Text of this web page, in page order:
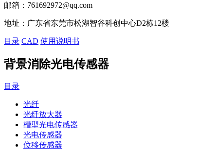
邮箱： 761692972@qq.com
地址： 广东省东莞市松湖智谷科创中心D2栋12楼
目录 CAD 使用说明书
背景消除光电传感器
目录
光纤
光纤放大器
槽型光电传感器
光电传感器
位移传感器